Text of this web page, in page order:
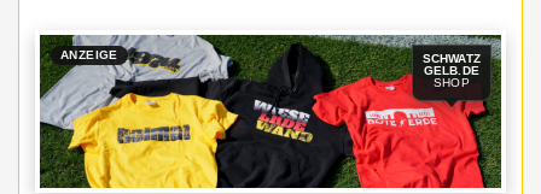
ANZEIGE
SCHWATZ
GELB.DE
SHOP